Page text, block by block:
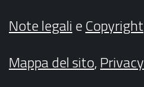
Note legalieCopyright
Mappa del sito,Privacy